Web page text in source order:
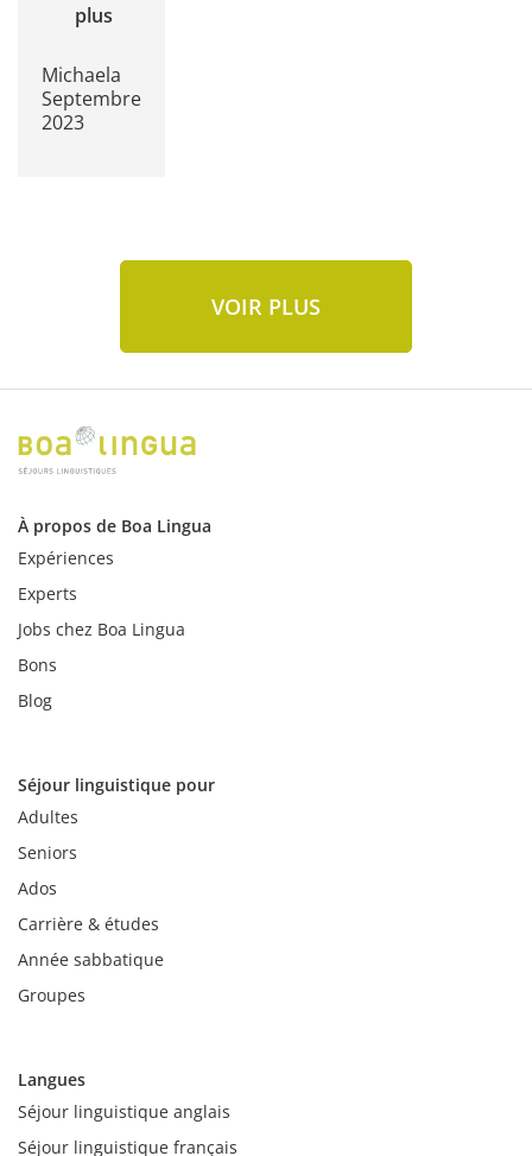
plus
Michaela
Septembre
2023
VOIR PLUS
À propos de Boa Lingua
Expériences
Experts
Jobs chez Boa Lingua
Bons
Blog
Séjour linguistique pour
Adultes
Seniors
Ados
Carrière & études
Année sabbatique
Groupes
Langues
Séjour linguistique anglais
Séjour linguistique français